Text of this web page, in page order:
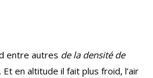
entre autres de la densité de
Et en altitude il fait plus froid, l’air